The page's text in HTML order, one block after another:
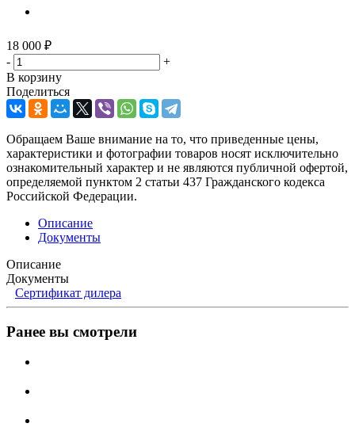
18 000 ₽
-
+
В корзину
Поделиться
Обращаем Ваше внимание на то, что приведенные цены,
характеристики и фотографии товаров носят исключительно
ознакомительный характер и не являются публичной офертой,
определяемой пунктом 2 статьи 437 Гражданского кодекса
Российской Федерации.
Описание
Документы
Описание
Документы
Сертификат дилера
Ранее вы смотрели